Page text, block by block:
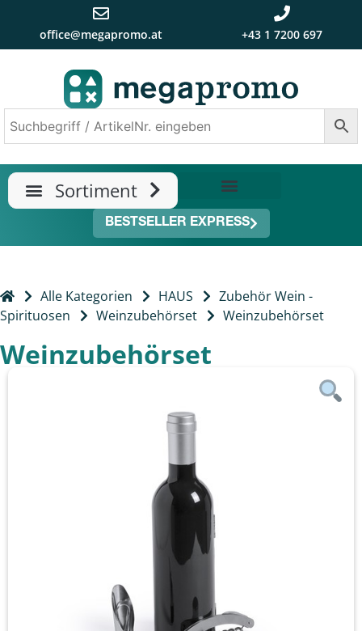
office@megapromo.at +43 1 7200 697
BESTSELLER EXPRESS
Alle Kategorien HAUS
Zubehör Wein -
Spirituosen
Weinzubehörset Weinzubehörset
Weinzubehörset